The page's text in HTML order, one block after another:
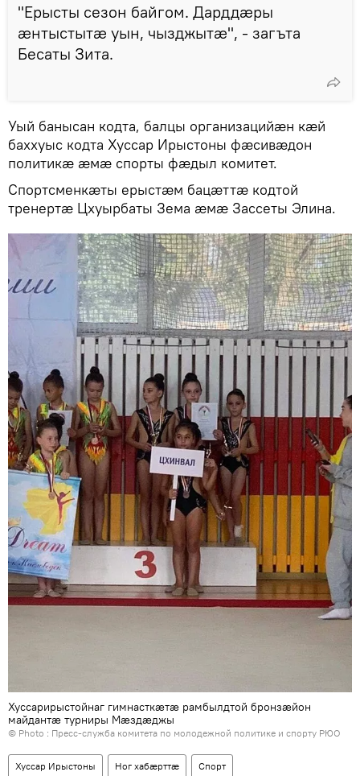
"Ерысты сезон байгом. Дарддӕры
ӕнтыстытӕ уын, чызджытӕ", - загъта
Бесаты Зита.
Уый банысан кодта, балцы организацийӕн кӕй
баххуыс кодта Хуссар Ирыстоны фӕсивӕдон
политикӕ ӕмӕ спорты фӕдыл комитет.
Спортсменкӕты ерыстӕм бацӕттӕ кодтой
тренертӕ Цхуырбаты Зема ӕмӕ Зассеты Элина.
Хуссарирыстойнаг гимнасткӕтӕ рамбылдтой бронзӕйон
майдантӕ турниры Мӕздӕджы
© Photo : Пресс-служба комитета по молодежной политике и спорту РЮО
Хуссар Ирыстоны Ног хабӕрттӕ Спорт